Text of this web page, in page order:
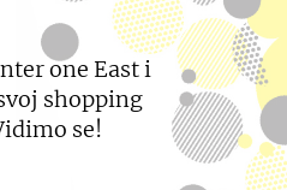
- sigurnost, podrška i
bebom.one East i
shopping
se!